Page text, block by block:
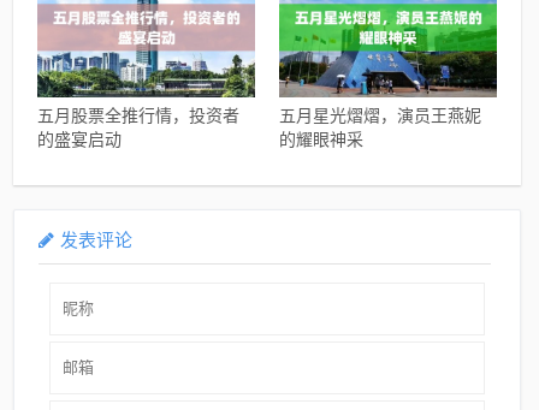
五月股票全推行情，投资者
的盛宴启动
五月星光熠熠，演员王燕妮
的耀眼神采
发表评论